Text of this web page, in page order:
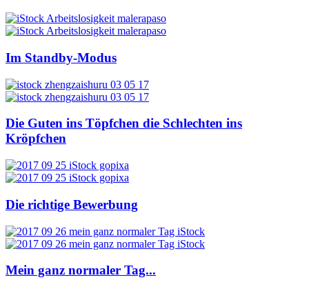
Im Standby-Modus
Die Guten ins Töpfchen die Schlechten ins
Kröpfchen
Die richtige Bewerbung
Mein ganz normaler Tag...